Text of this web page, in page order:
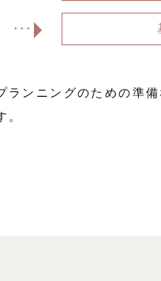
ンニングのための準